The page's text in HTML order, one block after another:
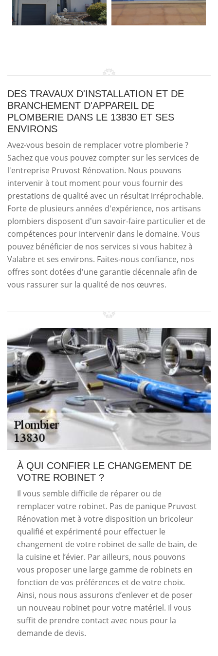
DES TRAVAUX D'INSTALLATION ET DE
BRANCHEMENT D'APPAREIL DE
PLOMBERIE DANS LE 13830 ET SES
ENVIRONS
Avez-vous besoin de remplacer votre plomberie ?
Sachez que vous pouvez compter sur les services de
l'entreprise Pruvost Rénovation. Nous pouvons
intervenir à tout moment pour vous fournir des
prestations de qualité avec un résultat irréprochable.
Forte de plusieurs années d'expérience, nos artisans
plombiers disposent d'un savoir-faire particulier et de
compétences pour intervenir dans le domaine. Vous
pouvez bénéficier de nos services si vous habitez à
Valabre et ses environs. Faites-nous confiance, nos
offres sont dotées d'une garantie décennale afin de
vous rassurer sur la qualité de nos œuvres.
À QUI CONFIER LE CHANGEMENT DE
VOTRE ROBINET ?
Il vous semble difficile de réparer ou de
remplacer votre robinet. Pas de panique Pruvost
Rénovation met à votre disposition un bricoleur
qualifié et expérimenté pour effectuer le
changement de votre robinet de salle de bain, de
la cuisine et l’évier. Par ailleurs, nous pouvons
vous proposer une large gamme de robinets en
fonction de vos préférences et de votre choix.
Ainsi, nous nous assurons d’enlever et de poser
un nouveau robinet pour votre matériel. Il vous
suffit de prendre contact avec nous pour la
demande de devis.